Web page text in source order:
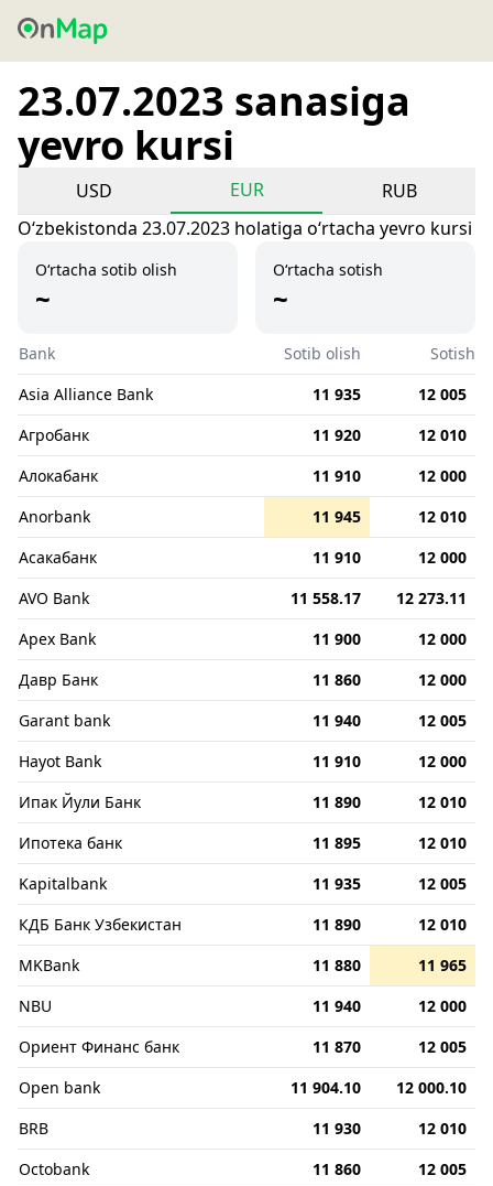
23.07.2023 sanasiga
yevro kursi
USD EUR
RUB
Oʻzbekistonda 23.07.2023 holatiga oʻrtacha yevro kursi
O‘rtacha sotib olish
~
O‘rtacha sotish
~
Bank Sotib olish
Sotish
Asia Alliance Bank
11 935
12 005
Агробанк
11 920
12 010
Алокабанк
11 910
12 000
Anorbank
11 945
12 010
Асакабанк
11 910
12 000
AVO Bank
11 558.17
12 273.11
Apex Bank
11 900
12 000
Давр Банк
11 860
12 000
Garant bank
11 940
12 005
Hayot Bank
11 910
12 000
Ипак Йули Банк
11 890
12 010
Ипотека банк
11 895
12 010
Kapitalbank
11 935
12 005
КДБ Банк Узбекистан
11 890
12 010
MKBank
11 880
11 965
NBU
11 940
12 000
Ориент Финанс банк
11 870
12 005
Open bank
11 904.10
12 000.10
BRB
11 930
12 010
Octobank
11 860
12 005